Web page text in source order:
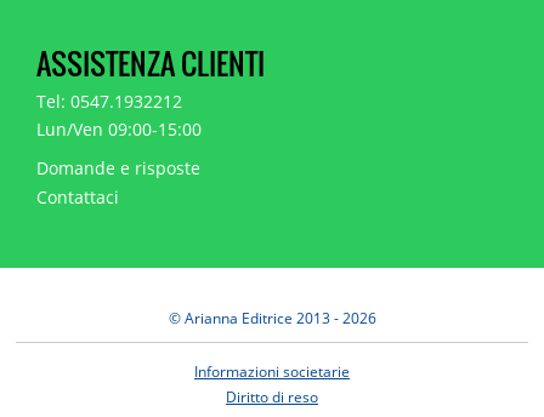
ASSISTENZA CLIENTI
Tel: 0547.1932212
Lun/Ven 09:00-15:00
Domande e risposte
Contattaci
© Arianna Editrice 2013 - 2026
Informazioni societarie
Diritto di reso